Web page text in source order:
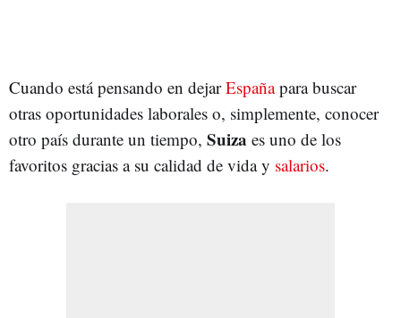
Cuando está pensando en dejarEspañapara buscar
otras oportunidades laborales o, simplemente, conocer
otro país durante un tiempo, Suiza es uno de los
favoritos gracias a su calidad de vida y salarios.